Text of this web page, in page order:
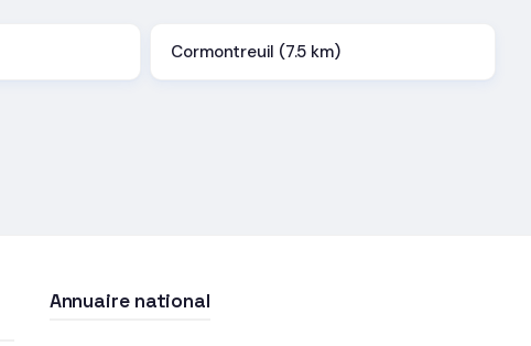
Cormontreuil (7.5 km)
Annuaire national